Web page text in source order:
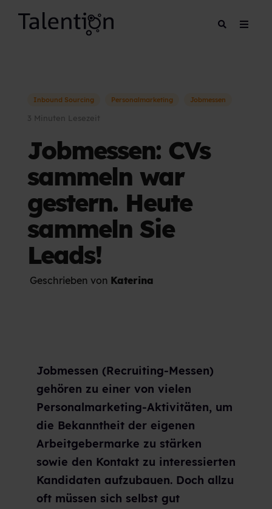
Inbound Sourcing Personalmarketing Jobmessen
3 Minuten Lesezeit
Jobmessen: CVs
sammeln war
gestern. Heute
sammeln Sie
Leads!
Geschrieben von Katerina
Jobmessen (Recruiting-Messen)
gehören zu einer von vielen
Personalmarketing-Aktivitäten, um
die Bekanntheit der eigenen
Arbeitgebermarke zu stärken
sowie den Kontakt zu interessierten
Kandidaten aufzubauen. Doch allzu
oft müssen sich selbst gut